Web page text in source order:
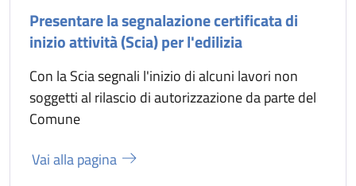
Presentare la segnalazione certificata di
inizio attività (Scia) per l'edilizia
Con la Scia segnali l'inizio di alcuni lavori non
soggetti al rilascio di autorizzazione da parte del
Comune
Vai alla pagina